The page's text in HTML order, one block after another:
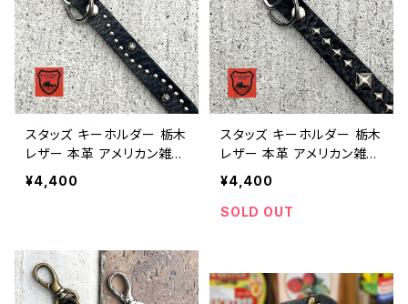
スタッズ キーホルダー 栃木
レザー 本革 アメリカン雑貨
キーリング アメカジ 日本製
/ Studded Leather Keyc
【E070】
¥4,400
スタッズ キーホルダー 栃木
レザー 本革 アメリカン雑貨
キーリング アメカジ 日本製
/ Studded Leather Keyc
hain Made in Japan gen
¥4,400
SOLD OUT